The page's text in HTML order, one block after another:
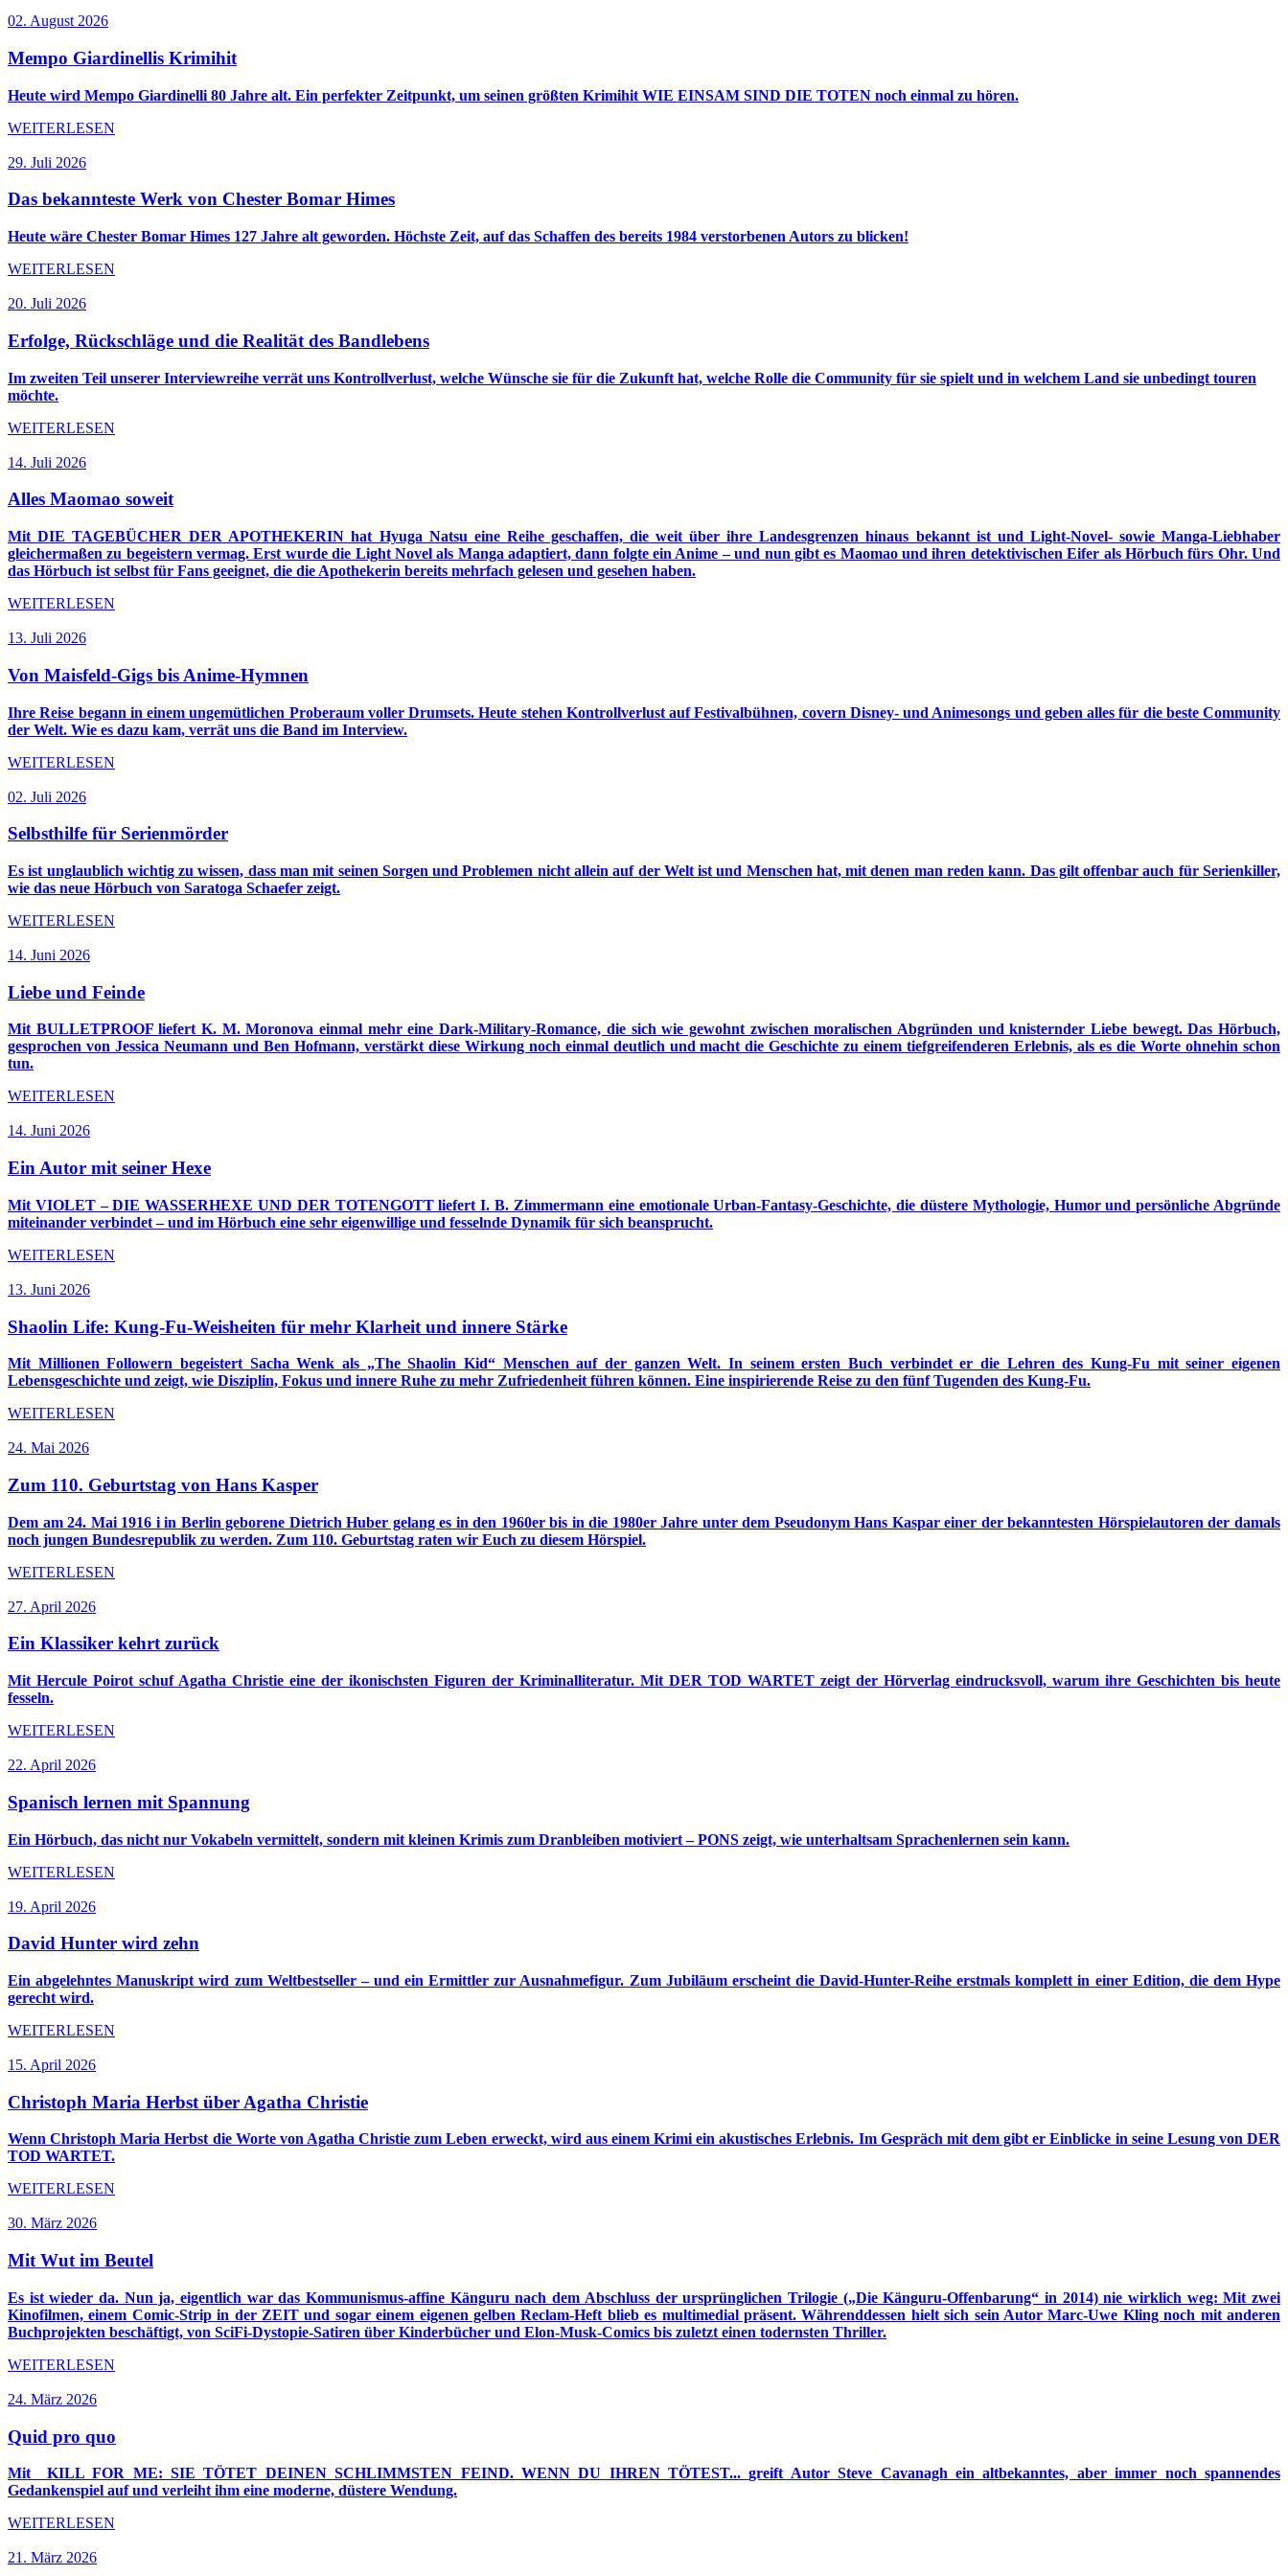
02. August 2026
Mempo Giardinellis Krimihit
Heute wird Mempo Giardinelli 80 Jahre alt. Ein perfekter Zeitpunkt, um seinen größten Krimihit WIE EINSAM SIND DIE TOTEN noch einmal zu hören.
WEITERLESEN
29. Juli 2026
Das bekannteste Werk von Chester Bomar Himes
Heute wäre Chester Bomar Himes 127 Jahre alt geworden. Höchste Zeit, auf das Schaffen des bereits 1984 verstorbenen Autors zu blicken!
WEITERLESEN
20. Juli 2026
Erfolge, Rückschläge und die Realität des Bandlebens
Im zweiten Teil unserer Interviewreihe verrät uns Kontrollverlust, welche Wünsche sie für die Zukunft hat, welche Rolle die Community für sie spielt und in welchem Land sie unbedingt touren
möchte.
WEITERLESEN
14. Juli 2026
Alles Maomao soweit
Mit DIE TAGEBÜCHER DER APOTHEKERIN hat Hyuga Natsu eine Reihe geschaffen, die weit über ihre Landesgrenzen hinaus bekannt ist und Light-Novel- sowie Manga-Liebhaber
gleichermaßen zu begeistern vermag. Erst wurde die Light Novel als Manga adaptiert, dann folgte ein Anime – und nun gibt es Maomao und ihren detektivischen Eifer als Hörbuch fürs Ohr. Und
das Hörbuch ist selbst für Fans geeignet, die die Apothekerin bereits mehrfach gelesen und gesehen haben.
WEITERLESEN
13. Juli 2026
Von Maisfeld‑Gigs bis Anime‑Hymnen
Ihre Reise begann in einem ungemütlichen Proberaum voller Drumsets. Heute stehen Kontrollverlust auf Festivalbühnen, covern Disney- und Animesongs und geben alles für die beste Community
der Welt. Wie es dazu kam, verrät uns die Band im Interview.
WEITERLESEN
02. Juli 2026
Selbsthilfe für Serienmörder
Es ist unglaublich wichtig zu wissen, dass man mit seinen Sorgen und Problemen nicht allein auf der Welt ist und Menschen hat, mit denen man reden kann. Das gilt offenbar auch für Serienkiller,
wie das neue Hörbuch von Saratoga Schaefer zeigt.
WEITERLESEN
14. Juni 2026
Liebe und Feinde
Mit BULLETPROOF liefert K. M. Moronova einmal mehr eine Dark-Military-Romance, die sich wie gewohnt zwischen moralischen Abgründen und knisternder Liebe bewegt. Das Hörbuch,
gesprochen von Jessica Neumann und Ben Hofmann, verstärkt diese Wirkung noch einmal deutlich und macht die Geschichte zu einem tiefgreifenderen Erlebnis, als es die Worte ohnehin schon
tun.
WEITERLESEN
14. Juni 2026
Ein Autor mit seiner Hexe
Mit VIOLET – DIE WASSERHEXE UND DER TOTENGOTT liefert I. B. Zimmermann eine emotionale Urban-Fantasy-Geschichte, die düstere Mythologie, Humor und persönliche Abgründe
miteinander verbindet – und im Hörbuch eine sehr eigenwillige und fesselnde Dynamik für sich beansprucht.
WEITERLESEN
13. Juni 2026
Shaolin Life: Kung-Fu-Weisheiten für mehr Klarheit und innere Stärke
Mit Millionen Followern begeistert Sacha Wenk als „The Shaolin Kid“ Menschen auf der ganzen Welt. In seinem ersten Buch verbindet er die Lehren des Kung-Fu mit seiner eigenen
Lebensgeschichte und zeigt, wie Disziplin, Fokus und innere Ruhe zu mehr Zufriedenheit führen können. Eine inspirierende Reise zu den fünf Tugenden des Kung-Fu.
WEITERLESEN
24. Mai 2026
Zum 110. Geburtstag von Hans Kasper
Dem am 24. Mai 1916 i in Berlin geborene Dietrich Huber gelang es in den 1960er bis in die 1980er Jahre unter dem Pseudonym Hans Kaspar einer der bekanntesten Hörspielautoren der damals
noch jungen Bundesrepublik zu werden. Zum 110. Geburtstag raten wir Euch zu diesem Hörspiel.
WEITERLESEN
27. April 2026
Ein Klassiker kehrt zurück
Mit Hercule Poirot schuf Agatha Christie eine der ikonischsten Figuren der Kriminalliteratur. Mit DER TOD WARTET zeigt der Hörverlag eindrucksvoll, warum ihre Geschichten bis heute
fesseln.
WEITERLESEN
22. April 2026
Spanisch lernen mit Spannung
Ein Hörbuch, das nicht nur Vokabeln vermittelt, sondern mit kleinen Krimis zum Dranbleiben motiviert – PONS zeigt, wie unterhaltsam Sprachenlernen sein kann.
WEITERLESEN
19. April 2026
David Hunter wird zehn
Ein abgelehntes Manuskript wird zum Weltbestseller – und ein Ermittler zur Ausnahmefigur. Zum Jubiläum erscheint die David-Hunter-Reihe erstmals komplett in einer Edition, die dem Hype
gerecht wird.
WEITERLESEN
15. April 2026
Christoph Maria Herbst über Agatha Christie
WennChristoph Maria Herbstdie Worte vonAgatha Christie zum Leben erweckt, wird aus einem Krimi ein akustisches Erlebnis. Im Gespräch mit dem gibt er Einblicke in seine Lesung von DER
TOD WARTET.
WEITERLESEN
30. März 2026
Mit Wut im Beutel
Es ist wieder da. Nun ja, eigentlich war das Kommunismus-affine Känguru nach dem Abschluss der ursprünglichen Trilogie („Die Känguru-Offenbarung“ in 2014) nie wirklich weg: Mit zwei
Kinofilmen, einem Comic-Strip in der ZEIT und sogar einem eigenen gelben Reclam-Heft blieb es multimedial präsent. Währenddessen hielt sich sein Autor Marc-Uwe Kling noch mit anderen
Buchprojekten beschäftigt, von SciFi-Dystopie-Satiren über Kinderbücher und Elon-Musk-Comics bis zuletzt einen todernsten Thriller.
WEITERLESEN
24. März 2026
Quid pro quo
Mit KILL FOR ME: SIE TÖTET DEINEN SCHLIMMSTEN FEIND. WENN DU IHREN TÖTEST...greift Autor Steve Cavanagh ein altbekanntes, aber immer noch spannendes
Gedankenspiel auf und verleiht ihm eine moderne, düstere Wendung.
WEITERLESEN
21. März 2026